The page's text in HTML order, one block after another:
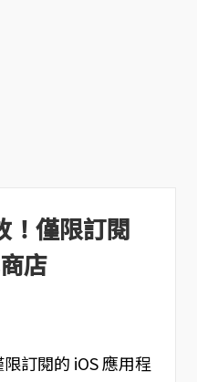
！僅限訂閱
店